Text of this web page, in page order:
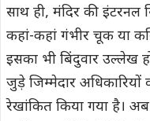
साथ ही, मंदिर की इंटरनल
कहां-कहां गंभीर चूक या
इसका भी बिंदुवार उल्लेख
जुड़े जिम्मेदार अधिकारियों
रेखांकित किया गया है।